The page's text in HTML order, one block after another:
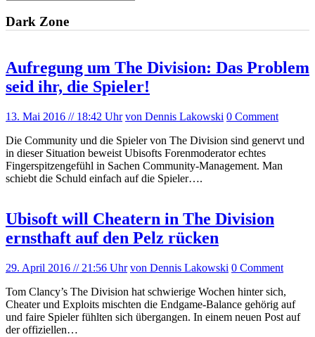
Dark Zone
Aufregung um The Division: Das Problem
seid ihr, die Spieler!
13. Mai 2016 // 18:42 Uhr von Dennis Lakowski 0 Comment
Die Community und die Spieler von The Division sind genervt und
in dieser Situation beweist Ubisofts Forenmoderator echtes
Fingerspitzengefühl in Sachen Community-Management. Man
schiebt die Schuld einfach auf die Spieler….
Ubisoft will Cheatern in The Division
ernsthaft auf den Pelz rücken
29. April 2016 // 21:56 Uhr von Dennis Lakowski 0 Comment
Tom Clancy’s The Division hat schwierige Wochen hinter sich,
Cheater und Exploits mischten die Endgame-Balance gehörig auf
und faire Spieler fühlten sich übergangen. In einem neuen Post auf
der offiziellen…